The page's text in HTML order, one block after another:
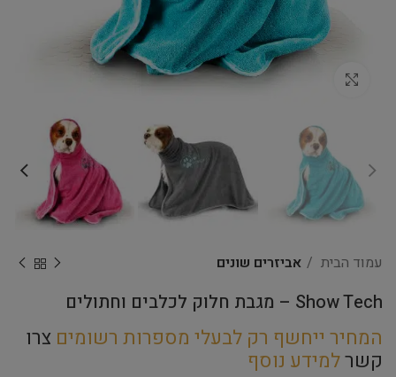
Click to enlarge
עמוד הבית אביזרים שונים
Show Tech – מגבת חלוק לכלבים וחתולים
המחיר ייחשף רק לבעלי מספרות רשומים צרו
קשרלמידע נוסף